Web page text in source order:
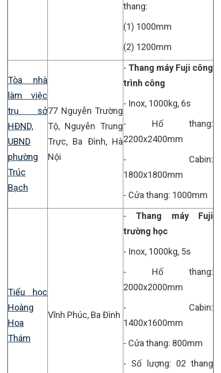
thang:
(1) 1000mm
(2) 1200mm
Tòa nhà
làm việc
trụ sở
HĐND,
UBND
phường
Trúc
Bạch
77 Nguyễn Trường
Tộ, Nguyễn Trung
Trực, Ba Đình, Hà
Nội
- Thang máy Fuji công
trình công
- Inox, 1000kg, 6s
- Hố thang:
2200x2400mm
- Cabin:
1800x1800mm
- Cửa thang: 1000mm
Tiểu học
Hoàng
Hoa
Thám
Vĩnh Phúc, Ba Đình
- Thang máy Fuji
trường học
- Inox, 1000kg, 5s
- Hố thang:
2000x2000mm
- Cabin:
1400x1600mm
- Cửa thang: 800mm
- Số lượng: 02 thang